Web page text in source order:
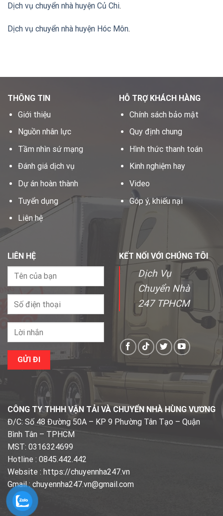
Dịch vụ chuyển nhà huyện Củ Chi.
Dịch vụ chuyển nhà huyện Hóc Môn.
THÔNG TIN
Giới thiệu
Nguồn nhân lực
Tầm nhìn sứ mạng
Đánh giá dịch vụ
Dự án hoàn thành
Tuyển dụng
Liên hệ
HỖ TRỢ KHÁCH HÀNG
Chính sách bảo mật
Quy định chung
Hình thức thanh toán
Kinh nghiệm hay
Video
Góp ý, khiếu nại
LIÊN HỆ KẾT NỐI VỚI CHÚNG TÔI
Dịch Vụ
Chuyển Nhà
247 TPHCM
CÔNG TY THHH VẬN TẢI VÀ CHUYỂN NHÀ HÙNG VƯƠNG
Đ/C: Số 48 Đường 50A – KP 9 Phường Tân Tạo – Quận
Bình Tân – TPHCM
MST: 0316324699
Hotline : 0845.442.442
Website : https://chuyennha247.vn
Gmail : chuyennha247.vn@gmail.com